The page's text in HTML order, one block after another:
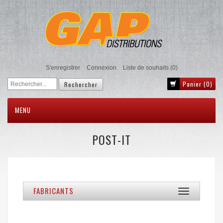
S'enregistrer Connexion Liste de souhaits (0)
Panier (0)
MENU
POST-IT
Toggle
navigation
FABRICANTS